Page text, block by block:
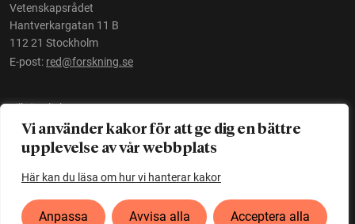
Vi använder kakor för att ge dig en bättre
upplevelse av vår webbplats
Här kan du läsa om hur vi hanterar kakor
Anpassa Avvisa alla Acceptera alla
Vetenskapsrådet
Hantverkargatan 11 B
112 21 Stockholm
E-post: red@forskning.se
Tillgänglighet
Ett initiativ avVetenskapsrådet